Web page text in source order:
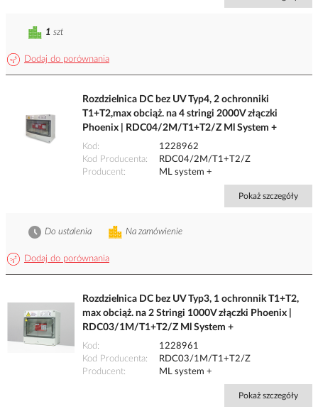
Dodaj do porównania
1 szt
Rozdzielnica DC bez UV Typ4, 2 ochronniki
T1+T2,max obciąż. na 4 stringi 2000V złączki
Phoenix | RDC04/2M/T1+T2/Z Ml System +
Kod
1228962
Kod Producenta
RDC04/2M/T1+T2/Z
Producent
ML system +
Pokaż szczegóły
Dodaj do porównania
Na zamówienie
Do ustalenia
Rozdzielnica DC bez UV Typ3, 1 ochronnik T1+T2,
max obciąż. na 2 Stringi 1000V złączki Phoenix |
RDC03/1M/T1+T2/Z Ml System +
Kod
1228961
Kod Producenta
RDC03/1M/T1+T2/Z
Producent
ML system +
Pokaż szczegóły